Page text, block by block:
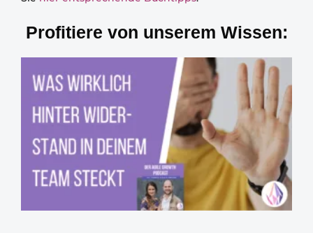
Profitiere von unserem Wissen: